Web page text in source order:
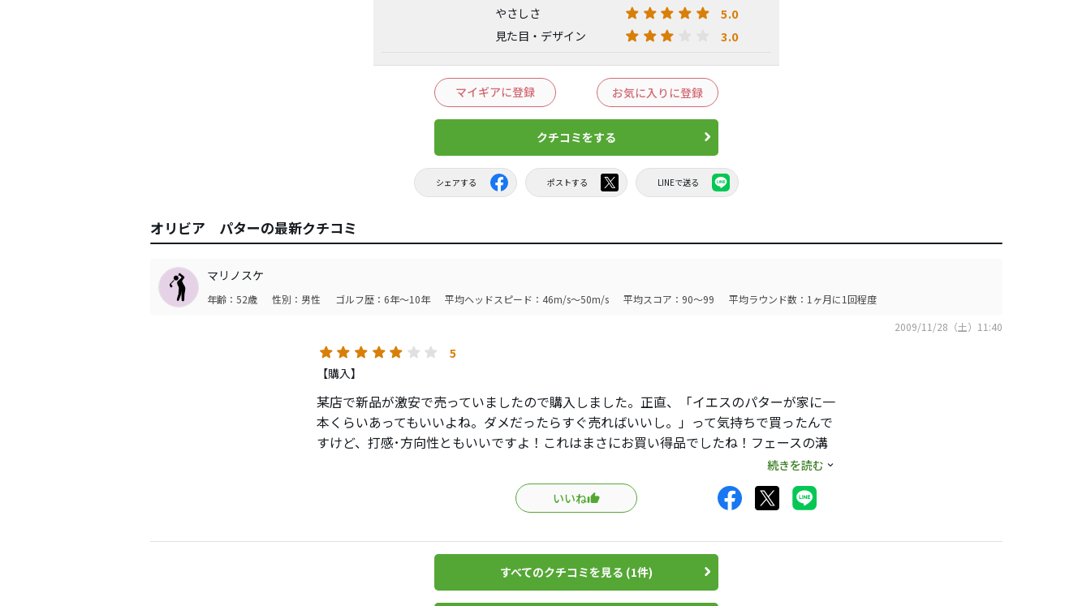
やさしさ 5.0
見た目・デザイン 3.0
マイギアに登録 お気に入りに登録
クチコミをする
シェアする ポストする LINEで送る
オリビア パターの最新クチコミ
マリノスケ
年齢：52歳 性別：男性 ゴルフ歴：6年～10年 平均ヘッドスピード：46m/s～50m/s 平均スコア：90～99
平均ラウンド数：1ヶ月に1回程度
2009/11/28（土）11:40
5
【購入】
某店で新品が激安で売っていましたので購入しました。正直、「イエスのパターが家に一
本くらいあってもいいよね。ダメだったらすぐ売ればいいし。」って気持ちで買ったんで
すけど、打感･方向性ともいいですよ！これはまさにお買い得品でしたね！フェースの溝
続きを読む
いいね
すべてのクチコミを見る (1件)